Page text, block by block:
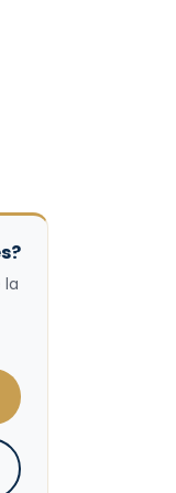
la